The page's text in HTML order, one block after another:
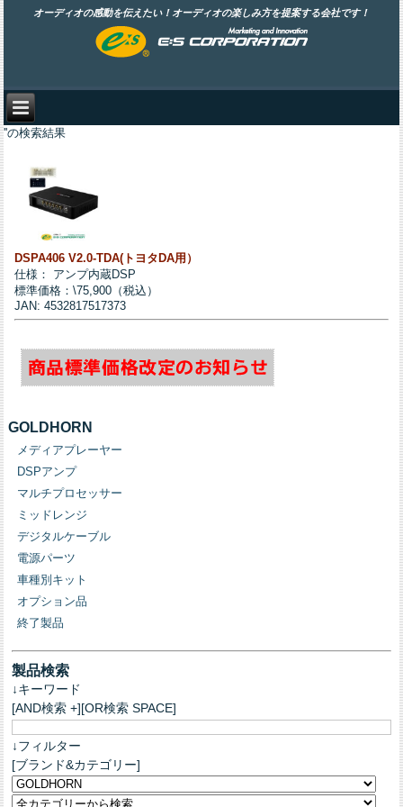
オーディオの感動を伝えたい！オーディオの楽しみ方を提案する会社です！
''の検索結果
DSPA406 V2.0-TDA(トヨタDA用）
仕様： アンプ内蔵DSP
標準価格：\75,900（税込）
JAN: 4532817517373
GOLDHORN
メディアプレーヤー
DSPアンプ
マルチプロセッサー
ミッドレンジ
デジタルケーブル
電源パーツ
車種別キット
オプション品
終了製品
製品検索
↓キーワード
[AND検索 +][OR検索 SPACE]
↓フィルター
[ブランド&カテゴリー]